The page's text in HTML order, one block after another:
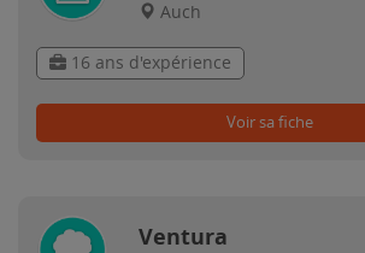
Auch
16 ans d'expérience
Voir sa fiche
Ventura